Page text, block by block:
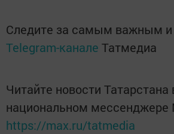
Следите за самым важным
Telegram-канале Татмедиа
Читайте новости Татарстана
национальном мессенджере
https://max.ru/tatmedia